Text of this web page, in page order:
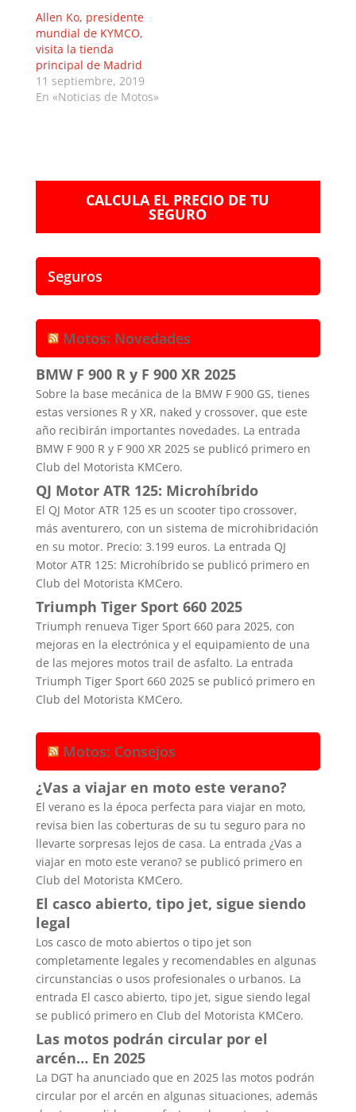
Allen Ko, presidente
mundial de KYMCO,
visita la tienda
principal de Madrid
11 septiembre, 2019
En «Noticias de Motos»
CALCULA EL PRECIO DE TU
SEGURO
Seguros
Motos: Novedades
BMW F 900 R y F 900 XR 2025
Sobre la base mecánica de la BMW F 900 GS, tienes
estas versiones R y XR, naked y crossover, que este
año recibirán importantes novedades. La entrada
BMW F 900 R y F 900 XR 2025 se publicó primero en
Club del Motorista KMCero.
QJ Motor ATR 125: Microhíbrido
El QJ Motor ATR 125 es un scooter tipo crossover,
más aventurero, con un sistema de microhibridación
en su motor. Precio: 3.199 euros. La entrada QJ
Motor ATR 125: Microhíbrido se publicó primero en
Club del Motorista KMCero.
Triumph Tiger Sport 660 2025
Triumph renueva Tiger Sport 660 para 2025, con
mejoras en la electrónica y el equipamiento de una
de las mejores motos trail de asfalto. La entrada
Triumph Tiger Sport 660 2025 se publicó primero en
Club del Motorista KMCero.
Motos: Consejos
¿Vas a viajar en moto este verano?
El verano es la época perfecta para viajar en moto,
revisa bien las coberturas de su tu seguro para no
llevarte sorpresas lejos de casa. La entrada ¿Vas a
viajar en moto este verano? se publicó primero en
Club del Motorista KMCero.
El casco abierto, tipo jet, sigue siendo
legal
Los casco de moto abiertos o tipo jet son
completamente legales y recomendables en algunas
circunstancias o usos profesionales o urbanos. La
entrada El casco abierto, tipo jet, sigue siendo legal
se publicó primero en Club del Motorista KMCero.
Las motos podrán circular por el
arcén… En 2025
La DGT ha anunciado que en 2025 las motos podrán
circular por el arcén en algunas situaciones, además